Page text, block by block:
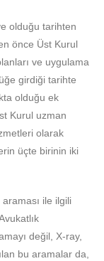
olduğu tarihten
önce Üst Kurul
ve uygulama
girdiği tarihte
olduğu ek
Kurul uzman
olarak
üçte birinin iki
ile ilgili
değil, X-ray,
bu aramalar da,